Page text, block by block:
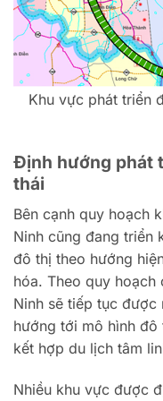
Khu vực phát triển
Định hướng phát
thái
Bên cạnh quy hoạch
Ninh cũng đang triển
đô thị theo hướng
hóa. Theo quy hoạch
Ninh sẽ tiếp tục
hướng tới mô hình
kết hợp du lịch tâm
Nhiều khu vực được